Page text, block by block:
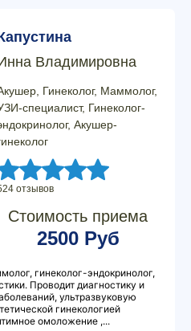
Владимировна
Гинеколог, Маммолог,
специалист, Гинеколог-
Акушер-
отзывов
Стоимость приема
2500 Руб
гинеколог-эндокринолог,
Проводит диагностику и
ультразвуковую
гинекологией
омоложение ,...